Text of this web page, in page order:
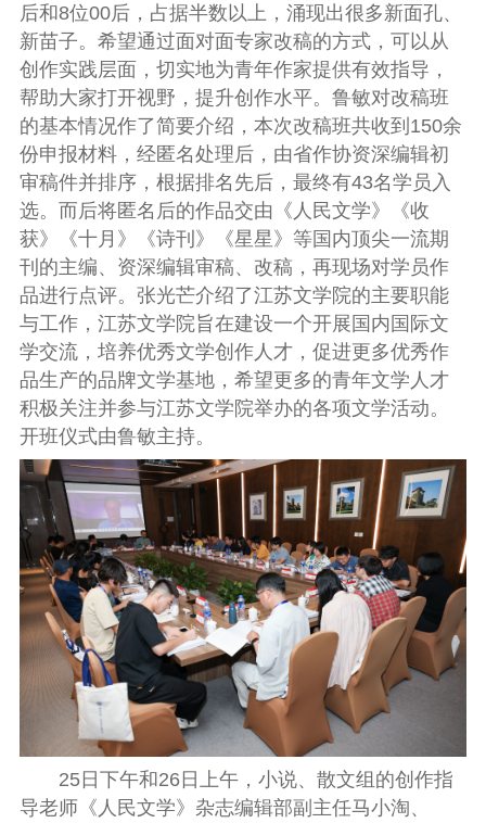
后和8位00后，占据半数以上，涌现出很多新面孔、
新苗子。希望通过面对面专家改稿的方式，可以从
创作实践层面，切实地为青年作家提供有效指导，
帮助大家打开视野，提升创作水平。鲁敏对改稿班
的基本情况作了简要介绍，本次改稿班共收到150余
份申报材料，经匿名处理后，由省作协资深编辑初
审稿件并排序，根据排名先后，最终有43名学员入
选。而后将匿名后的作品交由《人民文学》《收
获》《十月》《诗刊》《星星》等国内顶尖一流期
刊的主编、资深编辑审稿、改稿，再现场对学员作
品进行点评。张光芒介绍了江苏文学院的主要职能
与工作，江苏文学院旨在建设一个开展国内国际文
学交流，培养优秀文学创作人才，促进更多优秀作
品生产的品牌文学基地，希望更多的青年文学人才
积极关注并参与江苏文学院举办的各项文学活动。
开班仪式由鲁敏主持。
25日下午和26日上午，小说、散文组的创作指
导老师《人民文学》杂志编辑部副主任马小淘、